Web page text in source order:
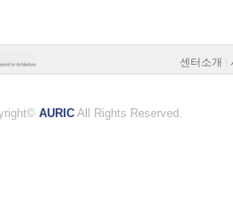
센터소개
AURIC All Rights Reserved.